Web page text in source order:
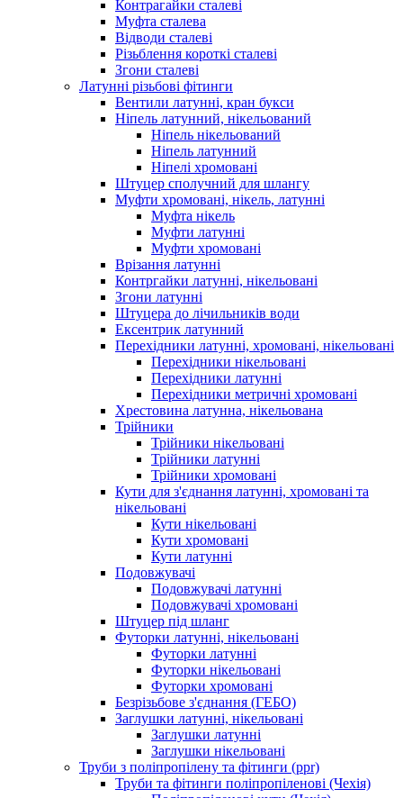
Контрагайки сталеві
Муфта сталева
Відводи сталеві
Різьблення короткі сталеві
Згони сталеві
Латунні різьбові фітинги
Вентили латунні, кран букси
Ніпель латунний, нікельований
Ніпель нікельований
Ніпель латунний
Ніпелі хромовані
Штуцер сполучний для шлангу
Муфти хромовані, нікель, латунні
Муфта нікель
Муфти латунні
Муфти хромовані
Врізання латунні
Контргайки латунні, нікельовані
Згони латунні
Штуцера до лічильників води
Ексентрик латунний
Перехідники латунні, хромовані, нікельовані
Перехідники нікельовані
Перехідники латунні
Перехідники метричні хромовані
Хрестовина латунна, нікельована
Трійники
Трійники нікельовані
Трійники латунні
Трійники хромовані
Кути для з'єднання латунні, хромовані та
нікельовані
Кути нікельовані
Кути хромовані
Кути латунні
Подовжувачі
Подовжувачі латунні
Подовжувачі хромовані
Штуцер під шланг
Футорки латунні, нікельовані
Футорки латунні
Футорки нікельовані
Футорки хромовані
Безрізьбове з'єднання (ГЕБО)
Заглушки латунні, нікельовані
Заглушки латунні
Заглушки нікельовані
Труби з поліпропілену та фітинги (ppr)
Труби та фітинги поліпропіленові (Чехія)